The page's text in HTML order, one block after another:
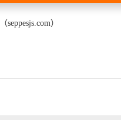
seppesjs.com）